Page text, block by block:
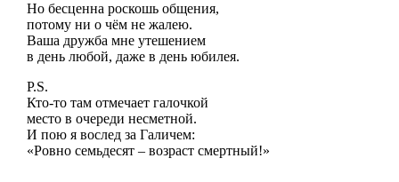
Но бесценна роскошь общения,
потому ни о чём не жалею.
Ваша дружба мне утешением
в день любой, даже в день юбилея.
P.S.
Кто-то там отмечает галочкой
место в очереди несметной.
И пою я вослед за Галичем:
«Ровно семьдесят – возраст смертный!»